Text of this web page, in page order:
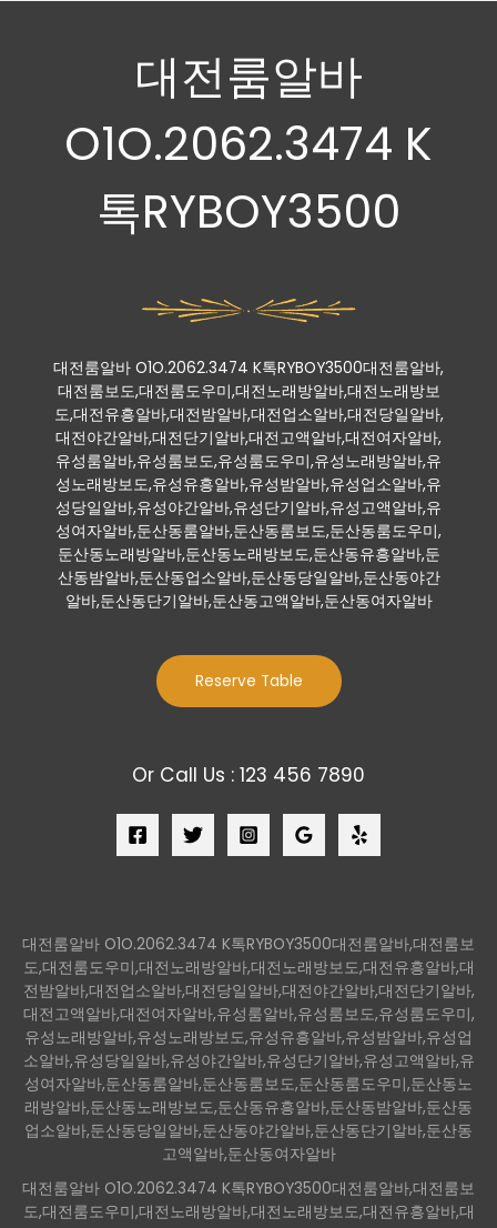
대전룸알바
O1O.2062.3474 K
톡RYBOY3500
대전룸알바 O1O.2062.3474 K톡RYBOY3500대전룸알바,
대전룸보도,대전룸도우미,대전노래방알바,대전노래방보
도,대전유흥알바,대전밤알바,대전업소알바,대전당일알바,
대전야간알바,대전단기알바,대전고액알바,대전여자알바,
유성룸알바,유성룸보도,유성룸도우미,유성노래방알바,유
성노래방보도,유성유흥알바,유성밤알바,유성업소알바,유
성당일알바,유성야간알바,유성단기알바,유성고액알바,유
성여자알바,둔산동룸알바,둔산동룸보도,둔산동룸도우미,
둔산동노래방알바,둔산동노래방보도,둔산동유흥알바,둔
산동밤알바,둔산동업소알바,둔산동당일알바,둔산동야간
알바,둔산동단기알바,둔산동고액알바,둔산동여자알바
Reserve Table
Or Call Us : 123 456 7890
대전룸알바 O1O.2062.3474 K톡RYBOY3500대전룸알바,대전룸보
도,대전룸도우미,대전노래방알바,대전노래방보도,대전유흥알바,대
전밤알바,대전업소알바,대전당일알바,대전야간알바,대전단기알바,
대전고액알바,대전여자알바,유성룸알바,유성룸보도,유성룸도우미,
유성노래방알바,유성노래방보도,유성유흥알바,유성밤알바,유성업
소알바,유성당일알바,유성야간알바,유성단기알바,유성고액알바,유
성여자알바,둔산동룸알바,둔산동룸보도,둔산동룸도우미,둔산동노
래방알바,둔산동노래방보도,둔산동유흥알바,둔산동밤알바,둔산동
업소알바,둔산동당일알바,둔산동야간알바,둔산동단기알바,둔산동
고액알바,둔산동여자알바
대전룸알바 O1O.2062.3474 K톡RYBOY3500대전룸알바,대전룸보
도,대전룸도우미,대전노래방알바,대전노래방보도,대전유흥알바,대